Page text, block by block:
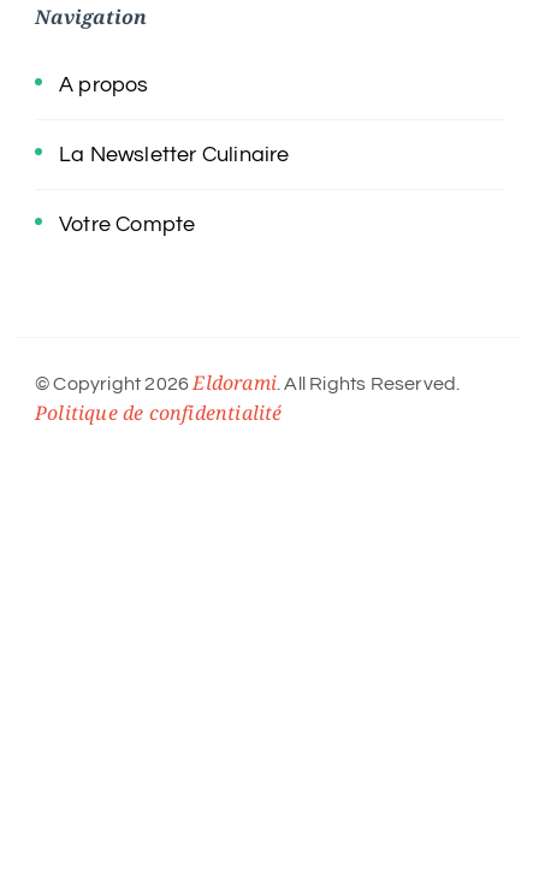
Navigation
A propos
La Newsletter Culinaire
Votre Compte
© Copyright 2026 Eldorami . All Rights Reserved.
Politique de confidentialité